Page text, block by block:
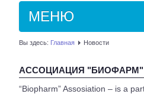
МЕНЮ
ОБ АССОЦИАЦИИ
ЧЛЕНЫ
Вы здесь: Главная Новости
АССОЦИАЦИЯ "БИОФАРМ"
“Biopharm” Assosiation – is a